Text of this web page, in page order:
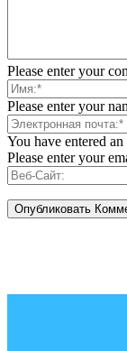
Please enter your
Please enter your
You have entered
Please enter your